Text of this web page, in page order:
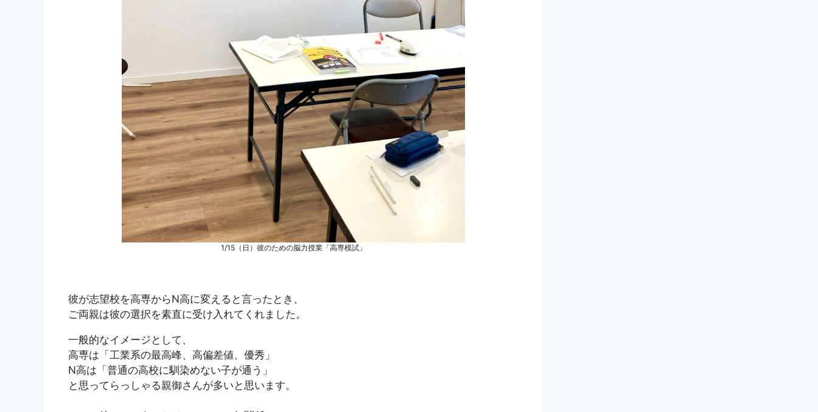
1/15（日）彼のための脳力授業「高専模試」
彼が志望校を高専からN高に変えると言ったとき、
ご両親は彼の選択を素直に受け入れてくれました。
一般的なイメージとして、
高専は「工業系の最高峰、高偏差値、優秀」
N高は「普通の高校に馴染めない子が通う」
と思ってらっしゃる親御さんが多いと思います。